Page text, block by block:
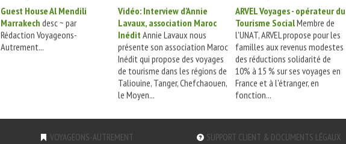
Guest House Al Mendili
Marrakech desc ~ par
Rédaction Voyageons-
Autrement...
Vidéo: Interview d'Annie
Lavaux, association Maroc
Inédit Annie Lavaux nous
présente son association Maroc
Inédit qui propose des voyages
de tourisme dans les régions de
Taliouine, Tanger, Chefchaouen,
le Moyen...
ARVEL Voyages - opérateur du
Tourisme SocialMembre de
l'UNAT, ARVEL propose pour les
familles aux revenus modestes
des réductions solidarité de
10% à 15 % sur ses voyages en
France et à l'étranger, en
fonction...
VOYAGEONS-AUTREMENT SUPPORT CLIENT & DOCUMENTS LÉGAUX